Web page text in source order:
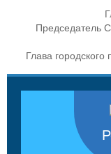
Председатель
Глава